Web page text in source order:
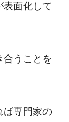
面化して
合うことを
ば専門家の